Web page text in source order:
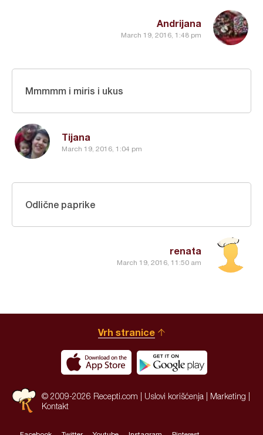
Andrijana
March 19, 2016, 1:48 pm
Tijana
March 19, 2016, 1:04 pm
Mmmmm i miris i ukus
renata
March 19, 2016, 11:50 am
Odlične paprike
Vrh stranice
© 2009-2026 Recepti.com | Uslovi korišćenja Marketing
Kontakt